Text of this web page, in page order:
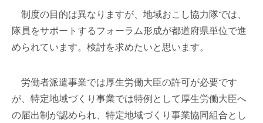
制度の目的は異なりますが、地域おこし協力隊では、
隊員をサポートするフォーラム形成が都道府県単位で進
められています。検討を求めたいと思います。
労働者派遣事業では厚生労働大臣の許可が必要です
が、特定地域づくり事業では特例として厚生労働大臣へ
の届出制が認められ、特定地域づくり事業協同組合とし